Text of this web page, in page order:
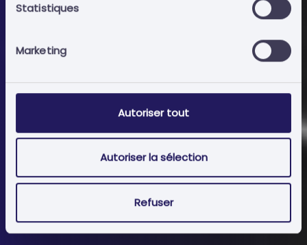
Statistiques
Marketing
Autoriser tout
Autoriser la sélection
Refuser